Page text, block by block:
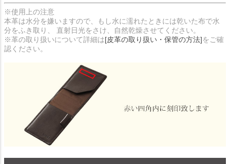
※使用上の注意
本革は水分を嫌いますので、もし水に濡れたときには乾いた布で水
分をふき取り、 直射日光をさけ、自然乾燥させてください。
※革の取り扱いについて詳細は[皮革の取り扱い・保管の方法]をご確
認ください。